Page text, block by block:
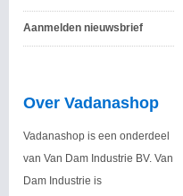
Aanmelden nieuwsbrief
Over Vadanashop
Vadanashop is een onderdeel
van Van Dam Industrie BV. Van
Dam Industrie is